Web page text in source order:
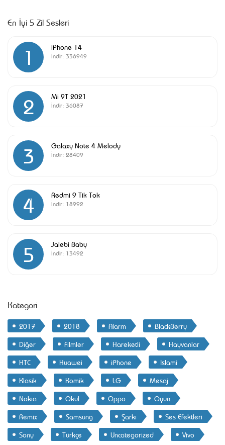
En İyi 5 Zil Sesleri
1 iPhone 14
İndir: 336949
2 Mi 9T 2021
İndir: 36087
3 Galaxy Note 4 Melody
İndir: 28409
4 Redmi 9 Tik Tok
İndir: 18992
5 Jalebi Baby
İndir: 13492
Kategori
2017 2018 Alarm
BlackBerry
Diğer
Filmler Hareketli
Hayvanlar
HTC
Huawei iPhone
Islami
Klasik
Komik LG
Mesaj
Nokia
Okul Oppo
Oyun
Remix
Samsung Şarkı
Ses Efektleri
Sony
Türkçe Uncategorized Vivo